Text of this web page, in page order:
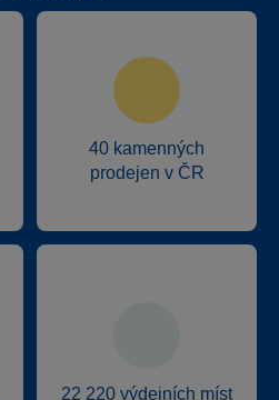
40 kamenných
prodejen v ČR
22 220 výdejních míst